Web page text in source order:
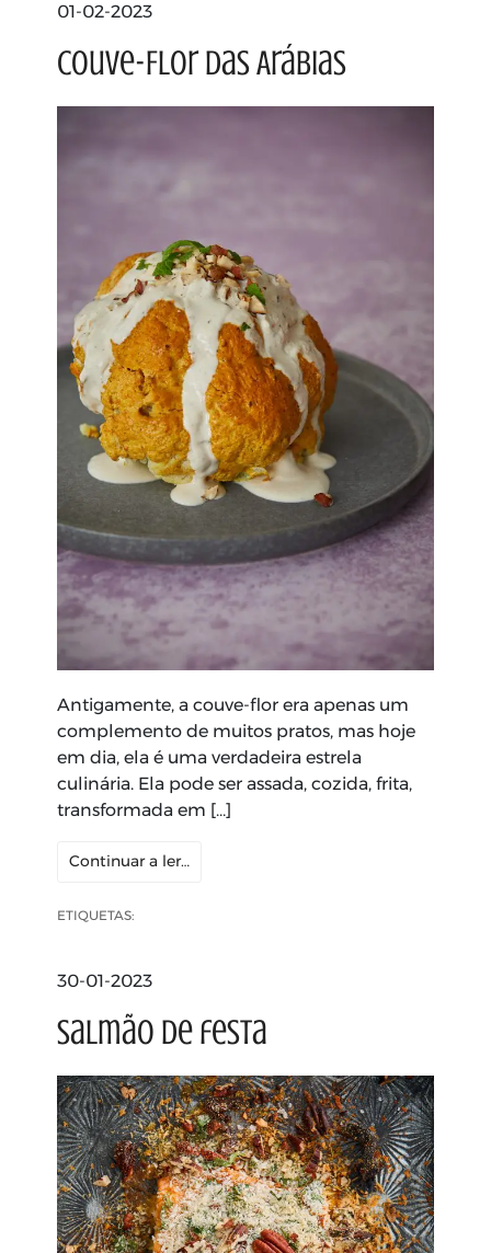
01-02-2023
Couve-Flor das Arábias
Antigamente, a couve-flor era apenas um
complemento de muitos pratos, mas hoje
em dia, ela é uma verdadeira estrela
culinária. Ela pode ser assada, cozida, frita,
transformada em […]
Continuar a ler…
ETIQUETAS:
30-01-2023
Salmão de festa